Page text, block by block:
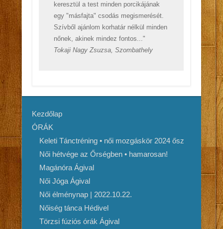
keresztül a test minden porcikájának
egy "másfajta" csodás megismerését.
Szívből ajánlom korhatár nélkül minden
nőnek, akinek mindez fontos..."
Tokaji Nagy Zsuzsa, Szombathely
Kezdőlap
ÓRÁK
Keleti Tánctréning • női mozgáskör 2024 ősz
Női hétvége az Őrségben • hamarosan!
Magánóra Ágival
Női Jóga Ágival
Női élménynap | 2022.10.22.
Nőiség tánca Hédivel
Törzsi fúziós órák Ágival